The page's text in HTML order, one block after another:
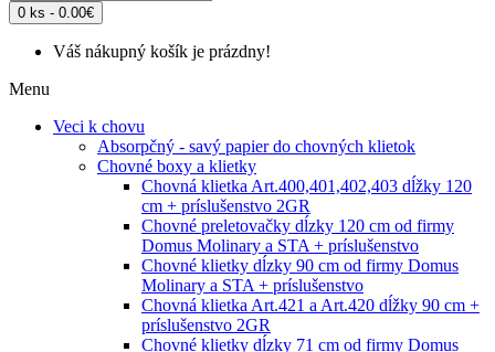
0 ks - 0.00€
Váš nákupný košík je prázdny!
Menu
Veci k chovu
Absorpčný - savý papier do chovných klietok
Chovné boxy a klietky
Chovná klietka Art.400,401,402,403 dĺžky 120
cm + príslušenstvo 2GR
Chovné preletovačky dĺzky 120 cm od firmy
Domus Molinary a STA + príslušenstvo
Chovné klietky dĺzky 90 cm od firmy Domus
Molinary a STA + príslušenstvo
Chovná klietka Art.421 a Art.420 dĺžky 90 cm +
príslušenstvo 2GR
Chovné klietky dĺzky 71 cm od firmy Domus